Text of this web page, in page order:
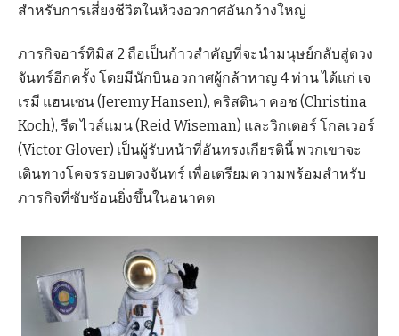
สำหรับการเสี่ยงชีวิตในห้วงอวกาศอันกว้างใหญ่
ภารกิจอาร์ทิมิส 2 ถือเป็นก้าวสำคัญที่จะนำมนุษย์กลับสู่ดวง
จันทร์อีกครั้ง โดยมีนักบินอวกาศผู้กล้าหาญ 4 ท่าน ได้แก่ เจ
เรมี แฮนเซน (Jeremy Hansen), คริสตินา คอช (Christina
Koch), รีด ไวส์แมน (Reid Wiseman) และวิกเตอร์ โกลเวอร์
(Victor Glover) เป็นผู้รับหน้าที่อันทรงเกียรตินี้ พวกเขาจะ
เดินทางโคจรรอบดวงจันทร์ เพื่อเตรียมความพร้อมสำหรับ
ภารกิจที่ซับซ้อนยิ่งขึ้นในอนาคต